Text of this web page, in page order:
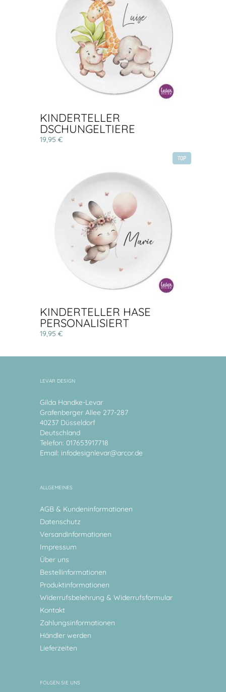
KINDERTELLER
DSCHUNGELTIERE
19,95 €
TOP
KINDERTELLER HASE
PERSONALISIERT
19,95 €
LEVAR DESIGN
Gilda Handke-Levar
Grafenberger Allee 277-287
40237 Düsseldorf
Deutschland
Telefon: 017653917718
Email: infodesignlevar@arcor.de
ALLGEMEINES
AGB & Kundeninformationen
Datenschutz
Versandinformationen
Impressum
Über uns
Bestellinformationen
Produktinformationen
Widerrufsbelehrung & Widerrufsformular
Kontakt
Zahlungsinformationen
Händler werden
Lieferzeiten
FOLGEN SIE UNS